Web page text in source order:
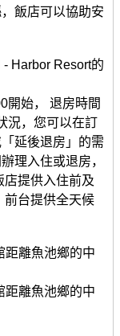
飯店可以協助安
Harbor Resort的
開始， 退房時間
況，您可以在訂
延後退房」的需
理入住或退房，
店提供入住前及
前台提供全天候
距離魚池鄉的中
距離魚池鄉的中